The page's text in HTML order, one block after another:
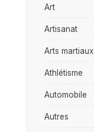
Art
Artisanat
Arts martiaux
Athlétisme
Automobile
Autres